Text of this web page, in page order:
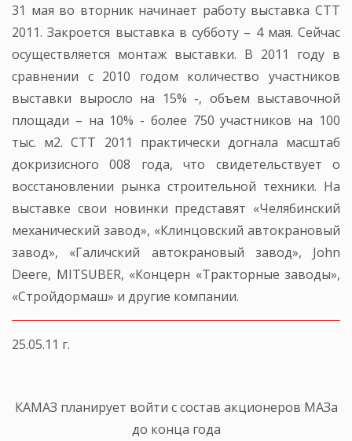
31 мая во вторник начинает работу выставка СТТ
2011. Закроется выставка в субботу – 4 мая. Сейчас
осуществляется монтаж выставки. В 2011 году в
сравнении с 2010 годом количество участников
выставки выросло на 15% -, объем выставочной
площади – на 10% - более 750 участников на 100
тыс. м2. СТТ 2011 практически догнала масштаб
докризисного 008 года, что свидетельствует о
восстановлении рынка строительной техники. На
выставке свои новинки представят «Челябинский
механический завод», «Клинцовский автокрановый
завод», «Галичский автокрановый завод», John
Deere, MITSUBER, «Концерн «Тракторные заводы»,
«Стройдормаш» и другие компании.
25.05.11 г.
КАМАЗ планирует войти с состав акционеров МАЗа
до конца года